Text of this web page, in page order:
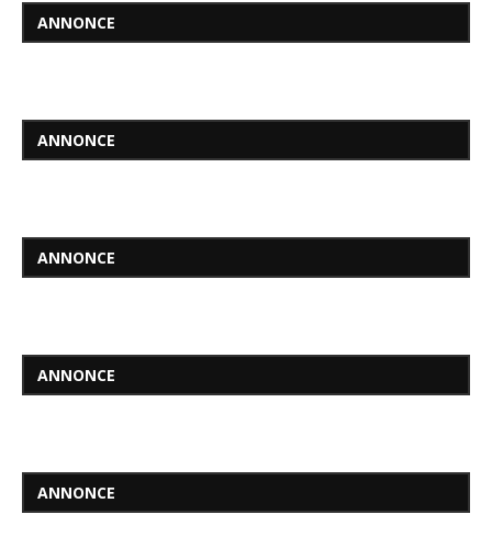
ANNONCE
ANNONCE
ANNONCE
ANNONCE
ANNONCE